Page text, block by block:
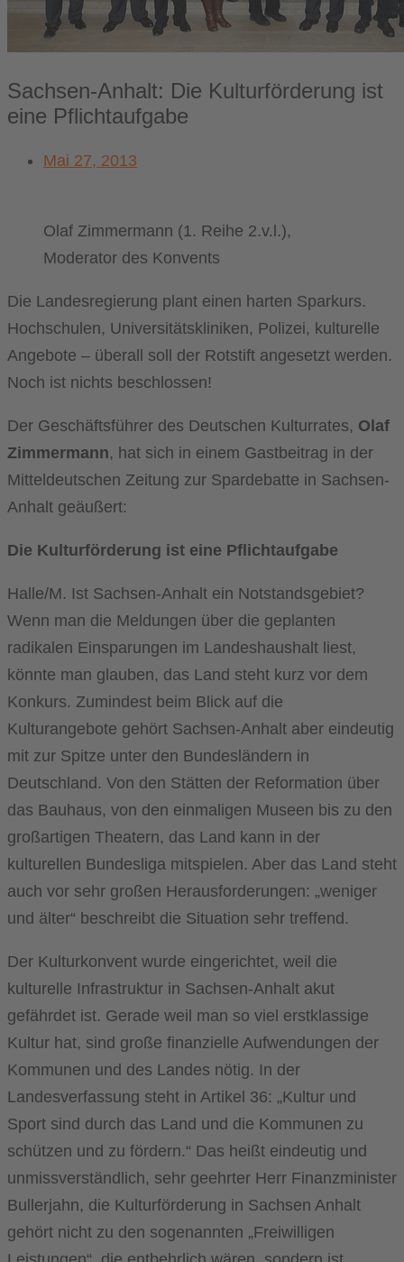
Sachsen-Anhalt: Die Kulturförderung ist
eine Pflichtaufgabe
Mai 27, 2013
Olaf Zimmermann (1. Reihe 2.v.l.),
Moderator des Konvents
Die Landesregierung plant einen harten Sparkurs.
Hochschulen, Universitätskliniken, Polizei, kulturelle
Angebote – überall soll der Rotstift angesetzt werden.
Noch ist nichts beschlossen!
Der Geschäftsführer des Deutschen Kulturrates, Olaf
Zimmermann, hat sich in einem Gastbeitrag in der
Mitteldeutschen Zeitung zur Spardebatte in Sachsen-
Anhalt geäußert:
Die Kulturförderung ist eine Pflichtaufgabe
Halle/M. Ist Sachsen-Anhalt ein Notstandsgebiet?
Wenn man die Meldungen über die geplanten
radikalen Einsparungen im Landeshaushalt liest,
könnte man glauben, das Land steht kurz vor dem
Konkurs. Zumindest beim Blick auf die
Kulturangebote gehört Sachsen-Anhalt aber eindeutig
mit zur Spitze unter den Bundesländern in
Deutschland. Von den Stätten der Reformation über
das Bauhaus, von den einmaligen Museen bis zu den
großartigen Theatern, das Land kann in der
kulturellen Bundesliga mitspielen. Aber das Land steht
auch vor sehr großen Herausforderungen: „weniger
und älter“ beschreibt die Situation sehr treffend.
Der Kulturkonvent wurde eingerichtet, weil die
kulturelle Infrastruktur in Sachsen-Anhalt akut
gefährdet ist. Gerade weil man so viel erstklassige
Kultur hat, sind große finanzielle Aufwendungen der
Kommunen und des Landes nötig. In der
Landesverfassung steht in Artikel 36: „Kultur und
Sport sind durch das Land und die Kommunen zu
schützen und zu fördern.“ Das heißt eindeutig und
unmissverständlich, sehr geehrter Herr Finanzminister
Bullerjahn, die Kulturförderung in Sachsen Anhalt
gehört nicht zu den sogenannten „Freiwilligen